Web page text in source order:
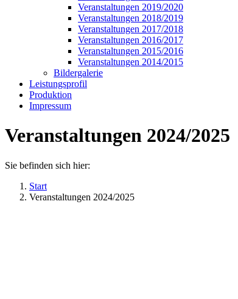
Veranstaltungen 2019/2020
Veranstaltungen 2018/2019
Veranstaltungen 2017/2018
Veranstaltungen 2016/2017
Veranstaltungen 2015/2016
Veranstaltungen 2014/2015
Bildergalerie
Leistungsprofil
Produktion
Impressum
Veranstaltungen 2024/2025
Sie befinden sich hier:
Start
Veranstaltungen 2024/2025